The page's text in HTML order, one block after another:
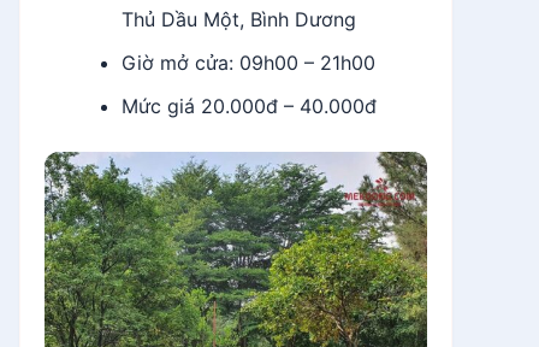
Thủ Dầu Một, Bình Dương
Giờ mở cửa: 09h00 – 21h00
Mức giá 20.000đ – 40.000đ